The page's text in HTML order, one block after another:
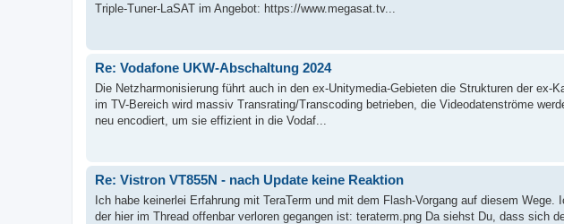
Triple-Tuner-LaSAT im Angebot: https://www.megasat.tv...
Re: Vodafone UKW-Abschaltung 2024
Die Netzharmonisierung führt auch in den ex-Unitymedia-Gebieten die Strukturen der ex-
im TV-Bereich wird massiv Transrating/Transcoding betrieben, die Videodatenströme
neu encodiert, um sie effizient in die Vodaf...
Re: Vistron VT855N - nach Update keine Reaktion
Ich habe keinerlei Erfahrung mit TeraTerm und mit dem Flash-Vorgang auf diesem Wege.
der hier im Thread offenbar verloren gegangen ist: teraterm.png Da siehst Du, dass sich